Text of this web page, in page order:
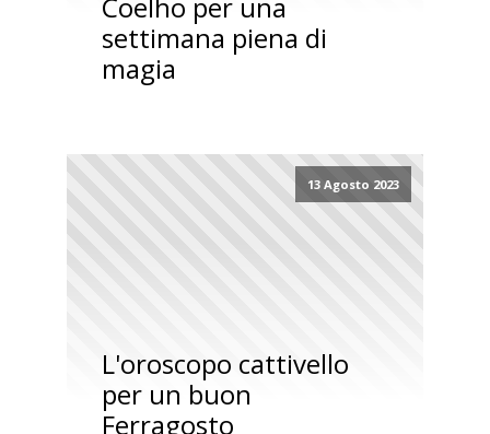
settimana piena di
magia
13 Agosto 2023
L'oroscopo cattivello
per un buon
Ferragosto